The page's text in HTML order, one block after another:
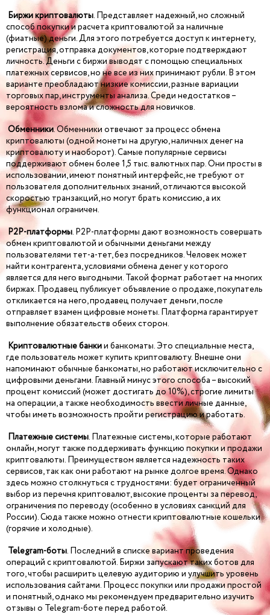
Биржи криптовалюты. Представляет надежный, но сложный
способ покупки и расчета криптовалютой за наличные
(фиатные) деньги. Для этого потребуется доступ к интернету,
регистрация, отправка документов, которые подтверждают
личность. Деньги с биржи выводят с помощью специальных
платежных сервисов, но не все из них принимают рубли. В этом
варианте преобладают низкие комиссии, разные вариации
торговых пар, инструменты анализа. Среди недостатков –
вероятность взлома и сложность для новичков.
Обменники. Обменники отвечают за процесс обмена
криптовалюты (одной монеты на другую, наличных денег на
криптовалюту и наоборот). Самые популярные сервисы
поддерживают обмен более 1,5 тыс. валютных пар. Они просты в
использовании, имеют понятный интерфейс, не требуют от
пользователя дополнительных знаний, отличаются высокой
скоростью транзакций, но могут брать комиссию, а их
функционал ограничен.
P2P-платформы. P2P-платформы дают возможность совершать
обмен криптовалютой и обычными деньгами между
пользователями тет-а-тет, без посредников. Человек может
найти контрагента, условиями обмена денег у которого
является для него выгодными. Такой формат работает на многих
биржах. Продавец публикует объявление о продаже, покупатель
откликается на него, продавец получает деньги, после
отправляет взамен цифровые монеты. Платформа гарантирует
выполнение обязательств обеих сторон.
Криптовалютные банкии банкоматы. Это специальные места,
где пользователь может купить криптовалюту. Внешне они
напоминают обычные банкоматы, но работают исключительно с
цифровыми деньгами. Главный минус этого способа – высокий
процент комиссий (может достигать до 10%), строгие лимиты
на операции, а также необходимость ввести личные данные,
чтобы иметь возможность пройти регистрацию и работать.
Платежные системы. Платежные системы, которые работают
онлайн, могут также поддерживать функцию покупки и продажи
криптовалюты. Преимуществом является надежность таких
сервисов, так как они работают на рынке долгое время. Однако
здесь можно столкнуться с трудностями: будет ограниченный
выбор из перечня криптовалют, высокие проценты за перевод,
ограничения по переводу (особенно в условиях санкций для
России). Сюда также можно отнести криптовалютные кошельки
(горячие и холодные).
Telegram-боты. Последний в списке вариант проведения
операций с криптовалютой. Биржи запускают таких ботов для
того, чтобы расширить целевую аудиторию и улучшить уровень
использования сайтами. Процесс покупки или продажи простой
и понятный, однако мы рекомендуем предварительно изучить
отзывы о Telegram-боте перед работой.